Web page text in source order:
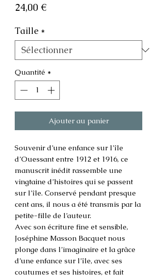
24,00 €Prix
Taille *
Quantité *
Ajouter au panier
Souvenir d’une enfance sur l’île
d’Ouessant entre 1912 et 1916, ce
manuscrit inédit rassemble une
vingtaine d’histoires qui se passent
sur l’île. Conservé pendant presque
cent ans, il nous a été transmis par la
petite-fille de l’auteur.
Avec son écriture fine et sensible,
Joséphine Masson Bacquet nous
plonge dans l’imaginaire et la grâce
d’une enfance sur l’île, avec ses
coutumes et ses histoires, et fait